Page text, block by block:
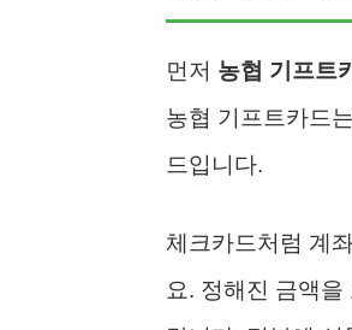
먼저 농협 기프트
농협 기프트카드
드입니다.
체크카드처럼 계
요. 정해진 금액을